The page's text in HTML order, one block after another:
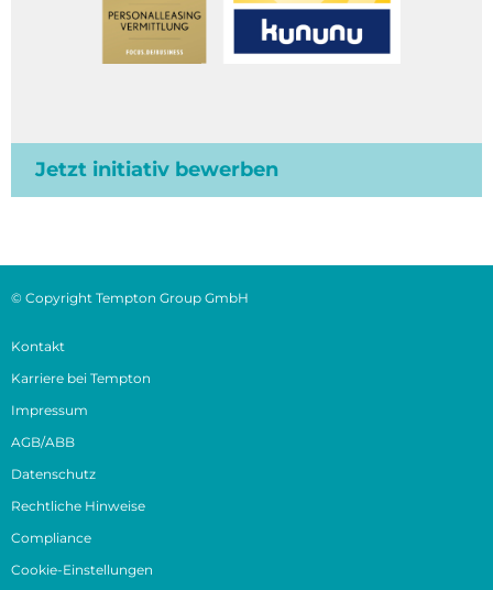
Jetzt initiativ bewerben
© Copyright Tempton Group GmbH
Kontakt
Karriere bei Tempton
Impressum
AGB/ABB
Datenschutz
Rechtliche Hinweise
Compliance
Cookie-Einstellungen